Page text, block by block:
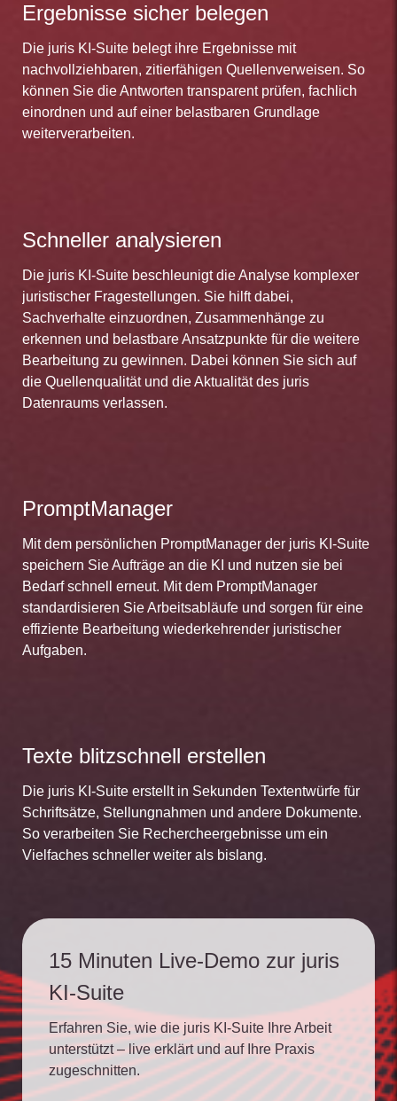
Ergebnisse sicher belegen
Die juris KI-Suite belegt ihre Ergebnisse mit
nachvollziehbaren, zitierfähigen Quellenverweisen. So
können Sie die Antworten transparent prüfen, fachlich
einordnen und auf einer belastbaren Grundlage
weiterverarbeiten.
Schneller analysieren
Die juris KI-Suite beschleunigt die Analyse komplexer
juristischer Fragestellungen. Sie hilft dabei,
Sachverhalte einzuordnen, Zusammenhänge zu
erkennen und belastbare Ansatzpunkte für die weitere
Bearbeitung zu gewinnen. Dabei können Sie sich auf
die Quellenqualität und die Aktualität des juris
Datenraums verlassen.
PromptManager
Mit dem persönlichen PromptManager der juris KI-Suite
speichern Sie Aufträge an die KI und nutzen sie bei
Bedarf schnell erneut. Mit dem PromptManager
standardisieren Sie Arbeitsabläufe und sorgen für eine
effiziente Bearbeitung wiederkehrender juristischer
Aufgaben.
Texte blitzschnell erstellen
Die juris KI-Suite erstellt in Sekunden Textentwürfe für
Schriftsätze, Stellungnahmen und andere Dokumente.
So verarbeiten Sie Rechercheergebnisse um ein
Vielfaches schneller weiter als bislang.
15 Minuten Live-Demo zur juris
KI-Suite
Erfahren Sie, wie die juris KI-Suite Ihre Arbeit
unterstützt – live erklärt und auf Ihre Praxis
zugeschnitten.